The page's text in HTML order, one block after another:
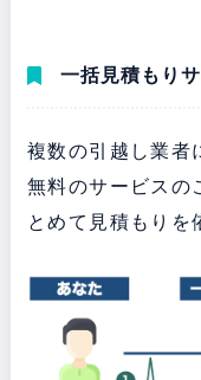
一括見積もり
複数の引越し業者
無料のサービスの
とめて見積もりを